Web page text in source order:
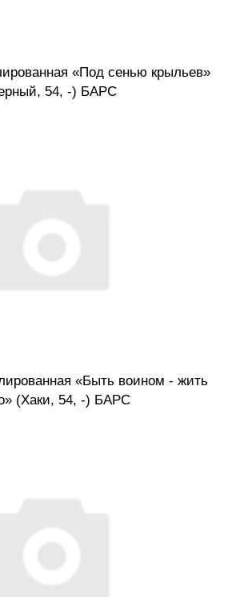
«Под сенью крыльев»
54, -) БАРС
«Быть воином - жить
(Хаки, 54, -) БАРС